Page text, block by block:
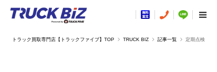
TRUCK BIZ 記事一覧 定期点検